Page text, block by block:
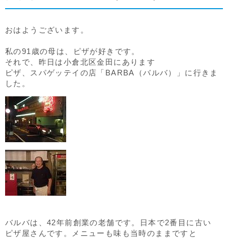
おはようございます。
私の91歳の母は、ピザが好きです。
それで、昨日は小倉北区金田にあります
ピザ、スパゲッテイの店「BARBA（バルバ）」に行きま
した。
バルバは、42年前創業の老舗です。日本で2番目に古い
ピザ屋さんです。メニューも味も当時のままですと